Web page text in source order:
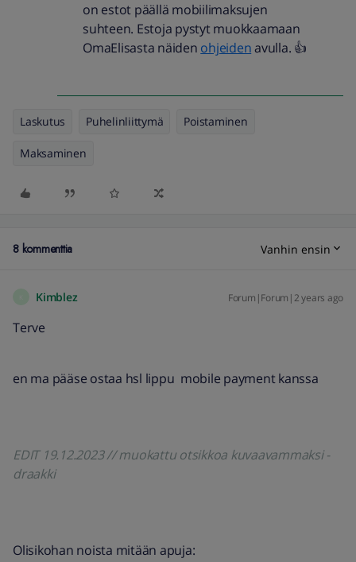
on estot päällä mobiilimaksujen
suhteen. Estoja pystyt muokkaamaan
OmaElisasta näiden ohjeidenavulla. 👍
Laskutus Puhelinliittymä Poistaminen
Maksaminen
8 kommenttia Vanhin ensin
Kimblez Forum|Forum|2 years ago
Terve
en ma pääse ostaa hsl lippu mobile payment kanssa
EDIT 19.12.2023 // muokattu otsikkoa kuvaavammaksi -
draakki
Olisikohan noista mitään apuja: